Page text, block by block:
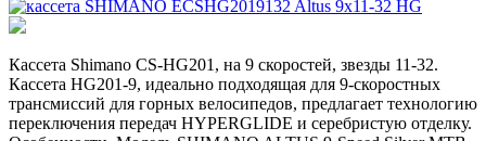
Кассета Shimano CS-HG201, на 9 скоростей, звезды 11-32.
Кассета HG201-9, идеально подходящая для 9-скоростных
трансмиссий для горных велосипедов, предлагает технологию
переключения передач HYPERGLIDE и серебристую отделку.